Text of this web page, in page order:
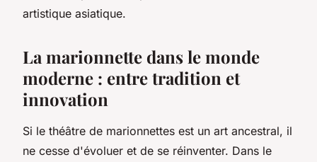
artistique asiatique.
La marionnette dans le monde
moderne : entre tradition et
innovation
Si le théâtre de marionnettes est un art ancestral, il
ne cesse d'évoluer et de se réinventer. Dans le